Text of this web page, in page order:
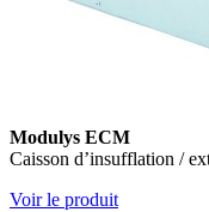
Modulys ECM
Caisson d’insufflation /
Voir le produit